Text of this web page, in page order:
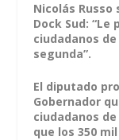
Nicolás
Dock Sud:
ciudadanos
segunda”.
El diputado
Gobernador
ciudadanos
que los 350